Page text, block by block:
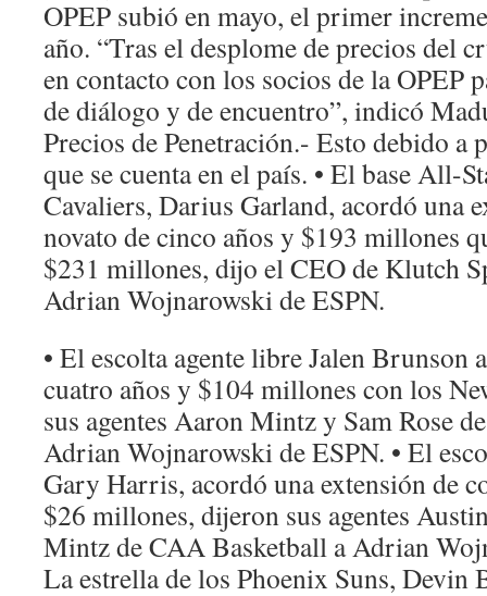
OPEP subió en mayo, el primer
año. “Tras el desplome de precios del
en contacto con los socios de la OPEP
de diálogo y de encuentro”, indicó
Precios de Penetración.- Esto debido a
que se cuenta en el país. • El base All-
Cavaliers, Darius Garland, acordó una
novato de cinco años y $193 millones
$231 millones, dijo el CEO de Klutch
Adrian Wojnarowski de ESPN.
• El escolta agente libre Jalen Brunson
cuatro años y $104 millones con los
sus agentes Aaron Mintz y Sam Rose
Adrian Wojnarowski de ESPN. • El
Gary Harris, acordó una extensión de
$26 millones, dijeron sus agentes
Mintz de CAA Basketball a Adrian
La estrella de los Phoenix Suns, Devin